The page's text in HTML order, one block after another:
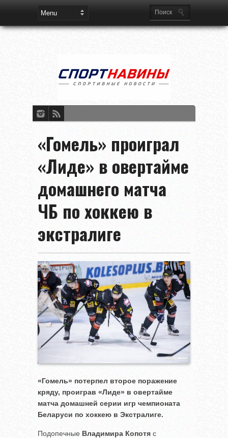
«Гомель» проиграл
«Лиде» в овертайме
домашнего матча
ЧБ по хоккею в
экстралиге
«Гомель» потерпел второе поражение
кряду, проиграв «Лиде» в овертайме
матча домашней серии игр чемпионата
Беларуси по хоккею в Экстралиге.
Подопечные Владимира Копотя с